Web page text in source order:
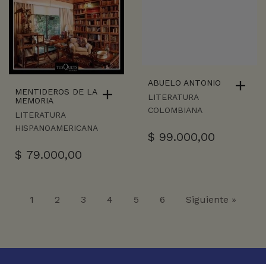
MENTIDEROS DE LA
MEMORIA
LITERATURA
HISPANOAMERICANA
$ 79.000,00
ABUELO ANTONIO
LITERATURA
COLOMBIANA
$ 99.000,00
1 2 3 4 5 6 Siguiente »